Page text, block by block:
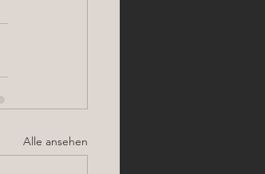
Alle ansehen